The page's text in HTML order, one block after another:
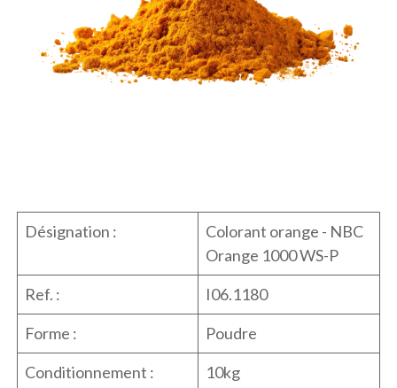
Désignation :
Colorant orange - NBC
Orange 1000 WS-P
Ref. :
I06.1180
Forme :
Poudre
Conditionnement :
10kg